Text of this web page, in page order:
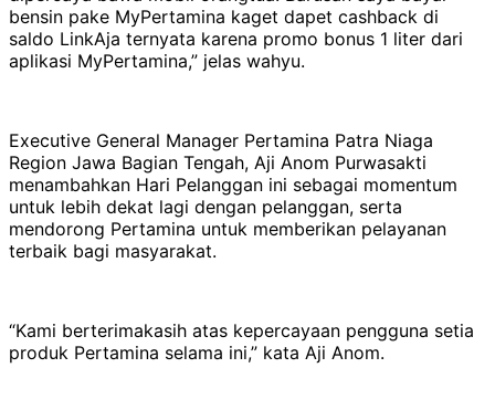
bensin pake MyPertamina kaget dapet cashback di
saldo LinkAja ternyata karena promo bonus 1 liter dari
aplikasi MyPertamina,” jelas wahyu.
Executive General Manager Pertamina Patra Niaga
Region Jawa Bagian Tengah, Aji Anom Purwasakti
menambahkan Hari Pelanggan ini sebagai momentum
untuk lebih dekat lagi dengan pelanggan, serta
mendorong Pertamina untuk memberikan pelayanan
terbaik bagi masyarakat.
“Kami berterimakasih atas kepercayaan pengguna setia
produk Pertamina selama ini,” kata Aji Anom.